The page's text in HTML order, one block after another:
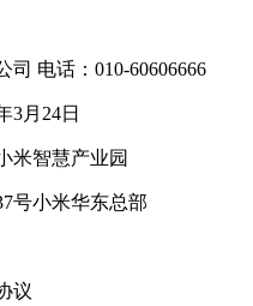
电话：010-60606666
3月24日
米智慧产业园
号小米华东总部
议